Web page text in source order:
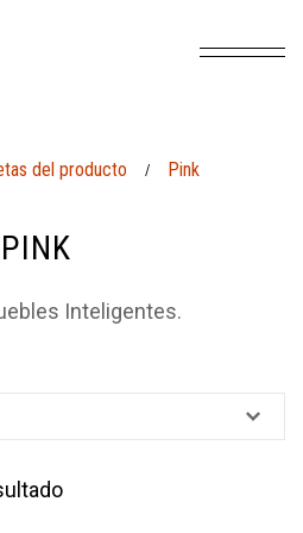
del producto / Pink
PINK
Inteligentes.